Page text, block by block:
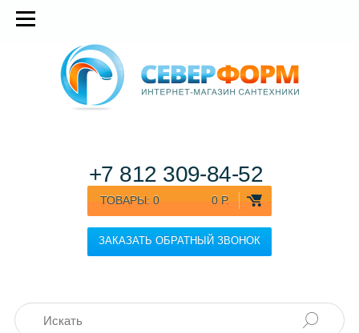
ТОВАРЫ: 0 0 Р.
ЗАКАЗАТЬ ОБРАТНЫЙ ЗВОНОК
+7 812 309-84-52